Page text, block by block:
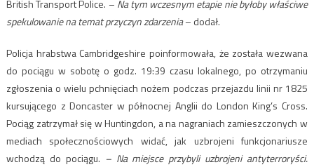
British Transport Police. – Na tym wczesnym etapie nie byłoby właściwe
spekulowanie na temat przyczyn zdarzenia– dodał.
Policja hrabstwa Cambridgeshire poinformowała, że ​​została wezwana
do pociągu w sobotę o godz. 19:39 czasu lokalnego, po otrzymaniu
zgłoszenia o wielu pchnięciach nożem podczas przejazdu linii nr 1825
kursującego z Doncaster w północnej Anglii do London King’s Cross.
Pociąg zatrzymał się w Huntingdon, a na nagraniach zamieszczonych w
mediach społecznościowych widać, jak uzbrojeni funkcjonariusze
wchodzą do pociągu. – Na miejsce przybyli uzbrojeni antyterroryści.